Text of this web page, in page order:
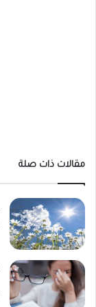
مقالات ذات صلة